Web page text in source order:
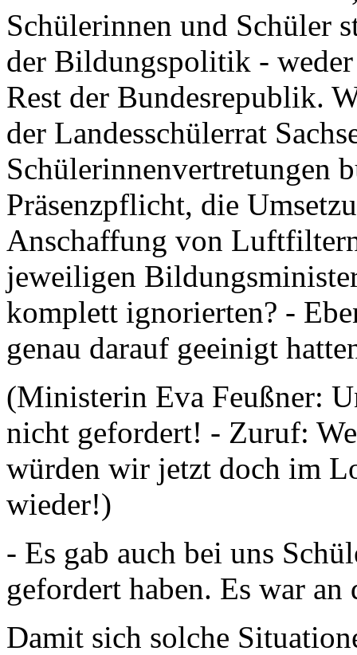
Schülerinnen und Schüler
der Bildungspolitik -
Rest der Bundesrepublik.
der Landesschülerrat
Schülerinnenvertretungen
Präsenzpflicht, die
Anschaffung von
jeweiligen
komplett ignorierten? -
genau darauf geeinigt
(Ministerin Eva Feußner:
nicht gefordert! - Zuruf:
würden wir jetzt doch im
wieder!)
- Es gab auch bei uns
gefordert haben. Es war
Damit sich solche